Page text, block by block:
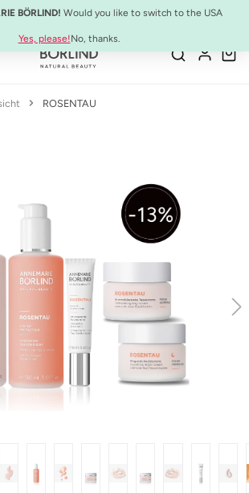
BÖRLIND! Would you like to switch to the USA
Yes, please!No, thanks.
Anti-Aging Sommer-Set
ROSENTAU